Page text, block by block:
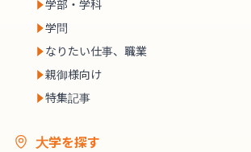
学部・学科
学問
なりたい仕事、職業
親御様向け
特集記事
大学を探す